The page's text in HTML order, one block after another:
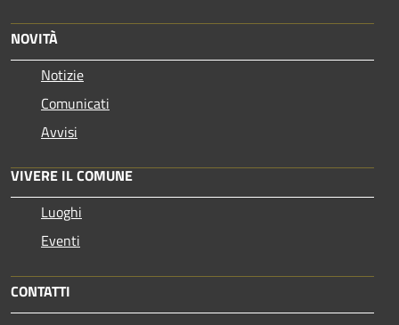
NOVITÀ
Notizie
Comunicati
Avvisi
VIVERE IL COMUNE
Luoghi
Eventi
CONTATTI